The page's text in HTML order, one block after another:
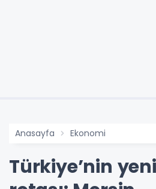
Anasayfa Ekonomi
Türkiye’nin